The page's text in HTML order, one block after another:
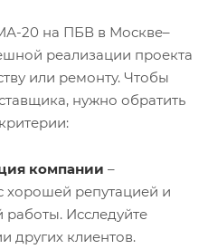
20 на ПБВ в Москве–
реализации проекта
или ремонту. Чтобы
нужно обратить
компании –
репутацией и
Исследуйте
других клиентов.